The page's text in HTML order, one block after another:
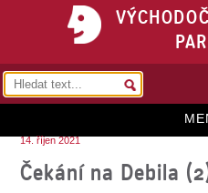
14. říjen 2021
Čekání na Debila